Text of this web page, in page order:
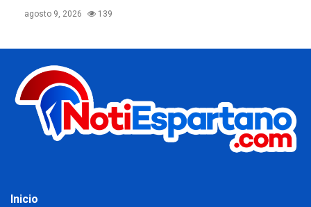
agosto 9, 2026 139
Inicio